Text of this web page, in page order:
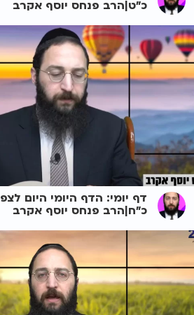
כ"ט|הרב פנחס יוסף אקרב
דף יומי: הדף היומי היום
כ"ח|הרב פנחס יוסף אקרב